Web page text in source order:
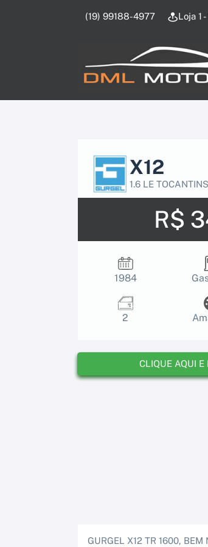
(19) 99188-4977 Loja 1
X12
1.6 LE
R$
1984
2
CLIQUE AQUI E
GURGEL X12 TR 1600,